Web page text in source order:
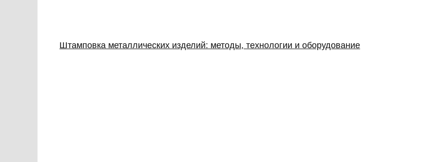
Штамповка металлических изделий: методы, технологии и оборудование